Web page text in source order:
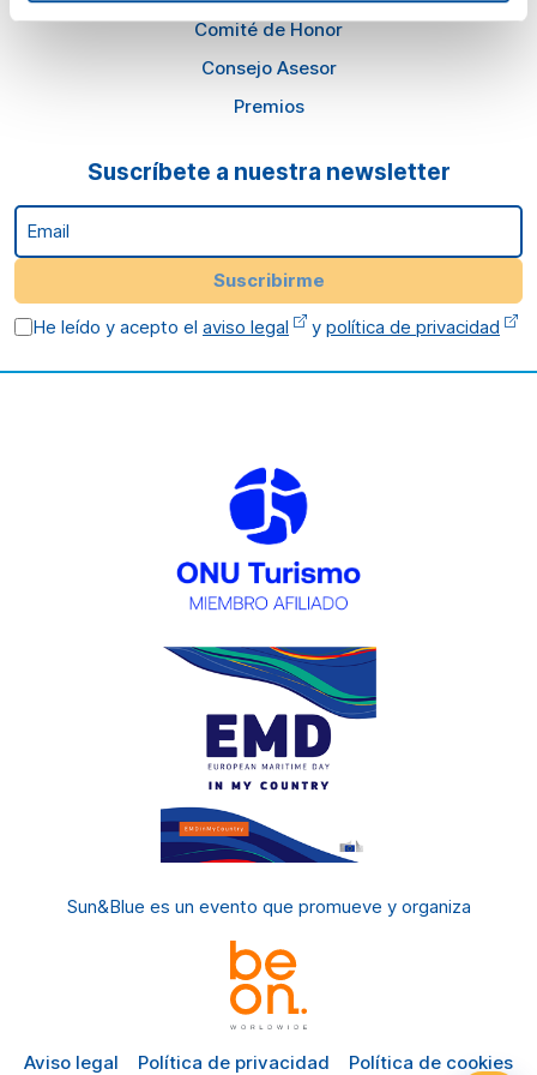
Comité de Honor
Consejo Asesor
Premios
Suscríbete a nuestra newsletter
Email
Suscribirme
He leído y acepto elaviso legal ypolítica de privacidad
Sun&Blue es un evento que promueve y organiza
Aviso legal Política de privacidad Política de cookies